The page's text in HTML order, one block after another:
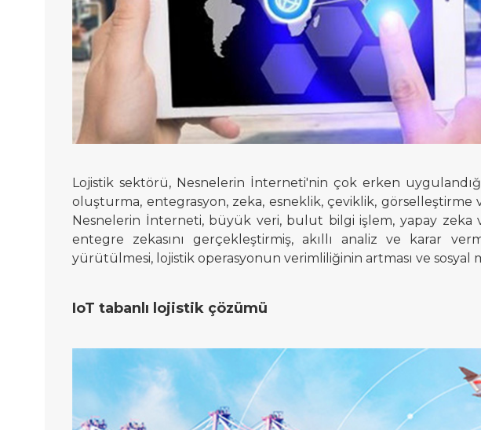
Lojistik sektörü, Nesnelerin İnterneti'nin çok erken
oluşturma, entegrasyon, zeka, esneklik, çeviklik, görselleştirme
Nesnelerin İnterneti, büyük veri, bulut bilgi işlem, yapay zeka
entegre zekasını gerçekleştirmiş, akıllı analiz ve karar
yürütülmesi, lojistik operasyonun verimliliğinin artması ve sosyal
IoT tabanlı lojistik çözümü